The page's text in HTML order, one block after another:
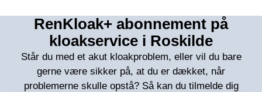
RenKloak+ abonnement på
kloakservice i Roskilde
Står du med et akut kloakproblem, eller vil du bare
gerne være sikker på, at du er dækket, når
problemerne skulle opstå? Så kan du tilmelde dig